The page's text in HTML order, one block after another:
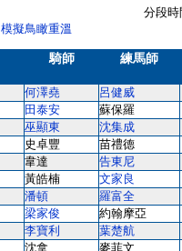
分段
模擬鳥瞰重溫
騎師 練馬師
何澤堯 呂健威
田泰安 蘇保羅
巫顯東 沈集成
史卓豐 苗禮德
韋達 告東尼
黃皓楠 文家良
潘頓 羅富全
梁家俊 約翰摩亞
李寶利 葉楚航
沈拿 麥菲文